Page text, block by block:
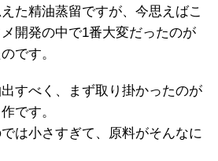
た精油蒸留ですが、今思えばこ
開発の中で1番大変だったのが
です。
すべく、まず取り掛かったのが
です。
は小さすぎて、原料がそんなに